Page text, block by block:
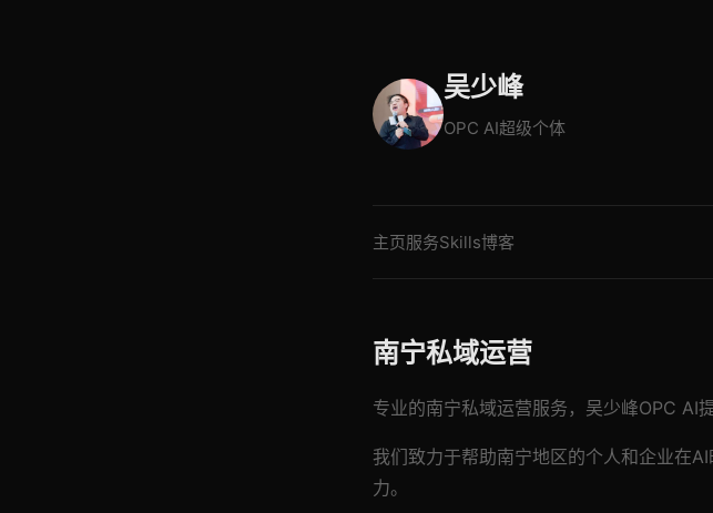
吴少峰
OPC AI超级个体
主页服务Skills博客
南宁私域运营
专业的南宁私域运营服务，吴少峰OPC AI
我们致力于帮助南宁地区的个人和企业在
力。